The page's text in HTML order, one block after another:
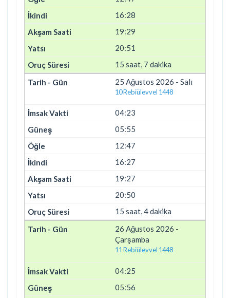
16:28
19:29
20:51
15 saat, 7 dakika
25 Ağustos 2026 - Salı
10 Rebiülevvel 1448
04:23
05:55
12:47
16:27
19:27
20:50
15 saat, 4 dakika
26 Ağustos 2026 -
Çarşamba
11 Rebiülevvel 1448
04:25
05:56